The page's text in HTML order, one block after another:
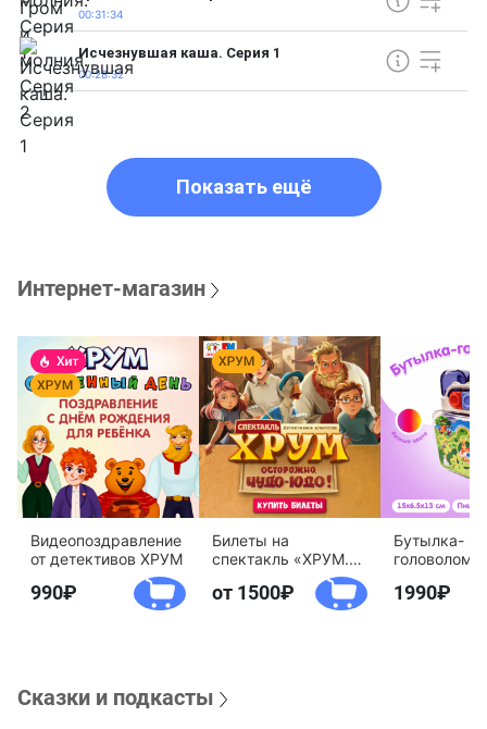
00:31:34
Исчезнувшая каша. Серия 1
00:28:32
Показать ещё
Интернет-магазин
Видеопоздравление
от детективов ХРУМ
990
Билеты на
спектакль «ХРУМ.
Осторожно, Чудо-
Юдо!»
от 1500
Бутылка-
агентство
1990
Сказки и подкасты